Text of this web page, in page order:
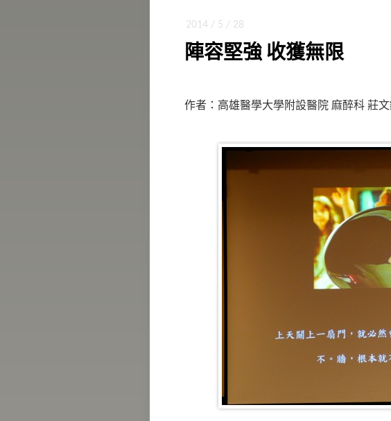
2014 / 5 / 28
陣容堅強 收獲無限
作者：高雄醫學大學附設醫院 麻醉科 莊